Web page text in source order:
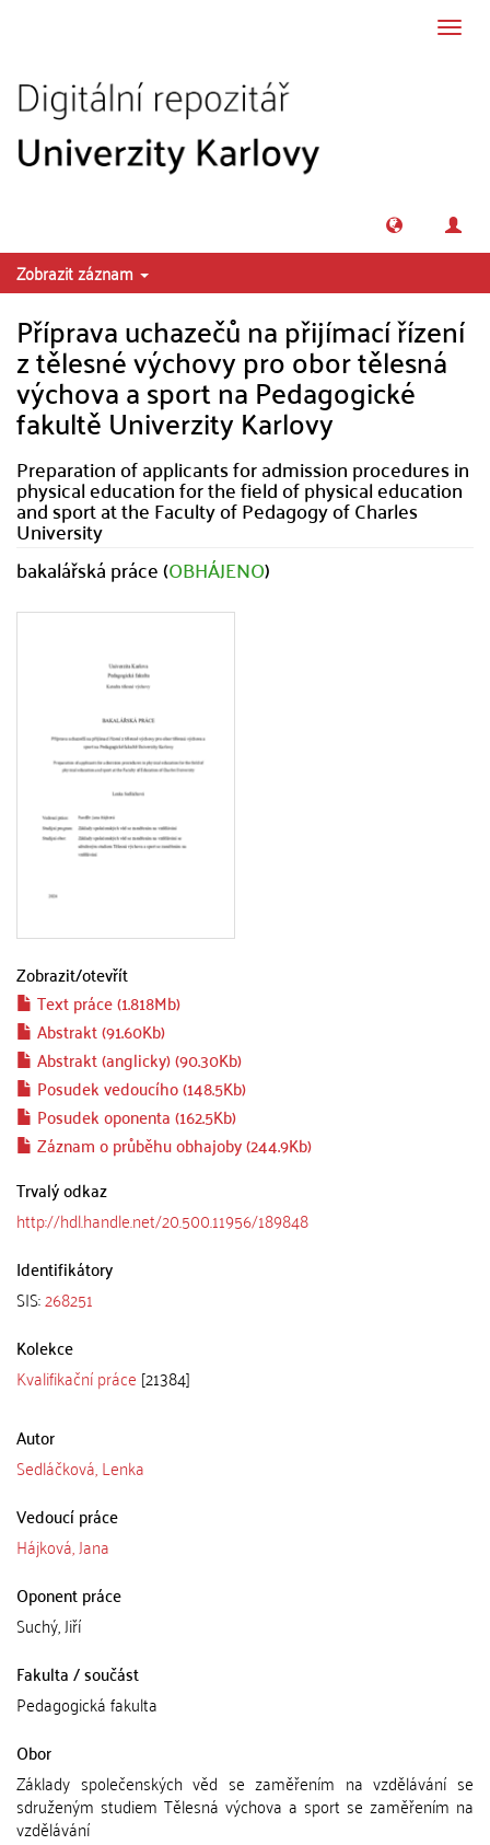
Zobrazit záznam
Příprava uchazečů na přijímací řízení
z tělesné výchovy pro obor tělesná
výchova a sport na Pedagogické
fakultě Univerzity Karlovy
Preparation of applicants for admission procedures in
physical education for the field of physical education
and sport at the Faculty of Pedagogy of Charles
University
bakalářská práce (OBHÁJENO)
Zobrazit/otevřít
Text práce (1.818Mb)
Abstrakt (91.60Kb)
Abstrakt (anglicky) (90.30Kb)
Posudek vedoucího (148.5Kb)
Posudek oponenta (162.5Kb)
Záznam o průběhu obhajoby (244.9Kb)
Trvalý odkaz
http://hdl.handle.net/20.500.11956/189848
Identifikátory
SIS:268251
Kolekce
Kvalifikační práce [21384]
Autor
Sedláčková, Lenka
Vedoucí práce
Hájková, Jana
Oponent práce
Suchý, Jiří
Fakulta / součást
Pedagogická fakulta
Obor
Základy společenských věd se zaměřením na vzdělávání se
sdruženým studiem Tělesná výchova a sport se zaměřením na
vzdělávání